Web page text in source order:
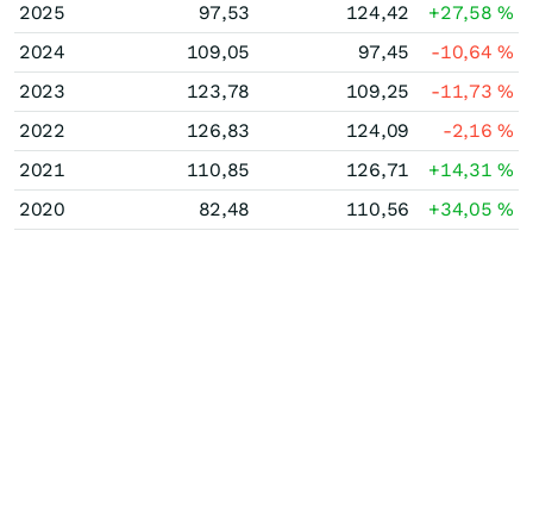
2025
97,53 124,42 +27,58%
2024
109,05 97,45 -10,64%
2023
123,78 109,25 -11,73%
2022
126,83 124,09 -2,16%
2021
110,85 126,71 +14,31%
2020
82,48 110,56 +34,05%